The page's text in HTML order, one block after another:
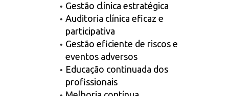
Gestão clínica estratégica
Auditoria clínica eficaz e
participativa
Gestão eficiente de riscos e
eventos adversos
Educação continuada dos
profissionais